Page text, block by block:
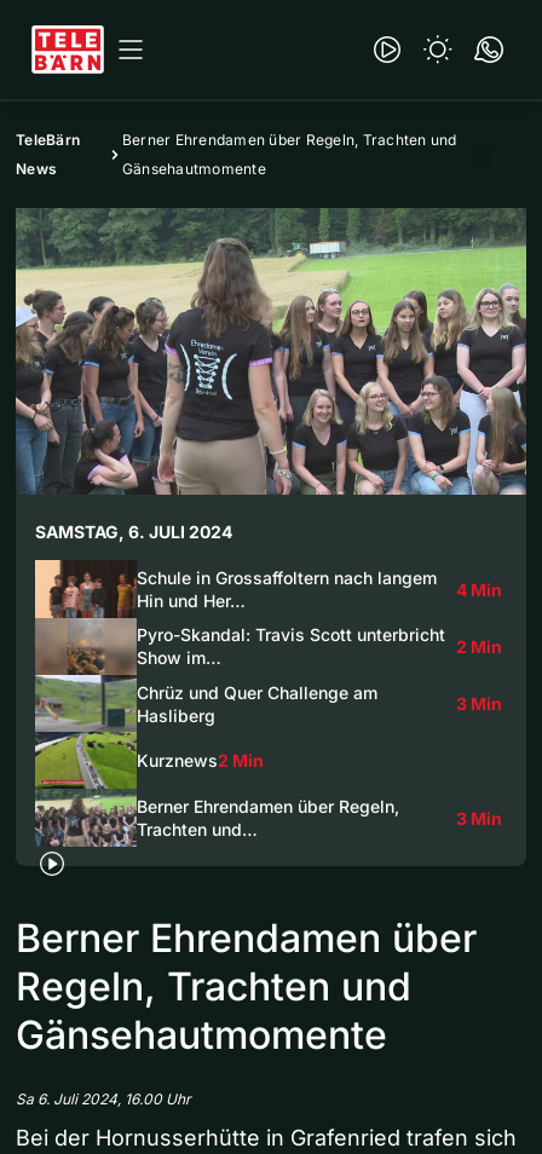
TeleBärn
News
Berner Ehrendamen über Regeln, Trachten und
Gänsehautmomente
SAMSTAG, 6. JULI 2024
Schule in Grossaffoltern nach langem
Hin und Her…
4 Min
Pyro-Skandal: Travis Scott unterbricht
Show im…
2 Min
Chrüz und Quer Challenge am
Hasliberg
3 Min
Kurznews2 Min
Berner Ehrendamen über Regeln,
Trachten und…
3 Min
Berner Ehrendamen über
Regeln, Trachten und
Gänsehautmomente
Sa 6. Juli 2024, 16.00 Uhr
Bei der Hornusserhütte in Grafenried trafen sich